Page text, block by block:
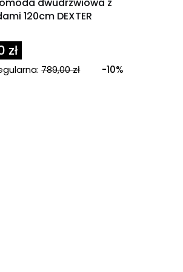
120cm DEXTER
zł
789,00 zł -10%